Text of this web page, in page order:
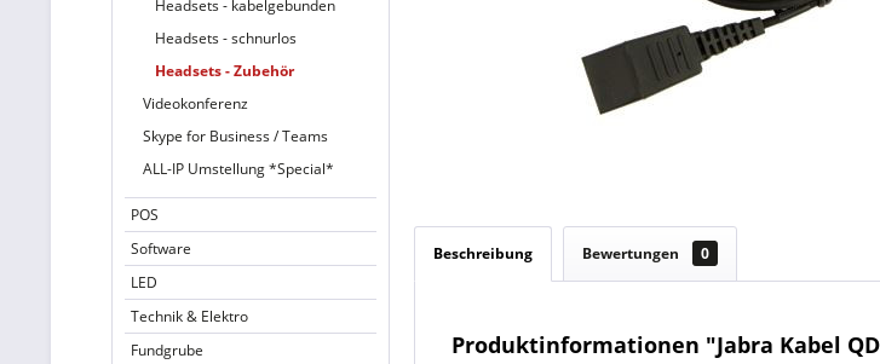
Headsets - kabelgebunden
Headsets - schnurlos
Headsets - Zubehör
Videokonferenz
Skype for Business / Teams
ALL-IP Umstellung *Special*
POS
Software
LED
Technik & Elektro
Fundgrube
Beschreibung Bewertungen 0
Produktinformationen "Jabra Kabel